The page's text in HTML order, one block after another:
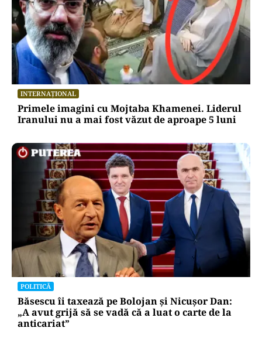
INTERNAȚIONAL
Primele imagini cu Mojtaba Khamenei. Liderul
Iranului nu a mai fost văzut de aproape 5 luni
POLITICĂ
Băsescu îi taxează pe Bolojan și Nicușor Dan:
„A avut grijă să se vadă că a luat o carte de la
anticariat”